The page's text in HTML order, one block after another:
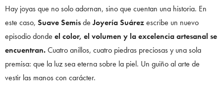
Hay joyas que no solo adornan, sino que cuentan una historia. En
este caso, SuaveSemisdeJoyería Suárezescribe un nuevo
episodio donde el color, el volumen y la excelencia artesanal se
encuentran.Cuatro anillos, cuatro piedras preciosas y una sola
premisa: que la luz sea eterna sobre la piel. Un guiño al arte de
vestir las manos con carácter.